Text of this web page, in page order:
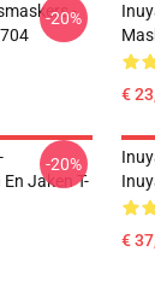
-
-20%
€
Jaken T-
-20%
€